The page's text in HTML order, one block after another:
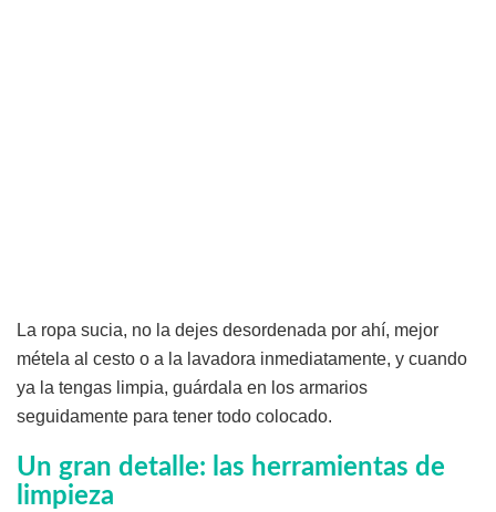
La ropa sucia, no la dejes desordenada por ahí, mejor
métela al cesto o a la lavadora inmediatamente, y cuando
ya la tengas limpia, guárdala en los armarios
seguidamente para tener todo colocado.
Un gran detalle: las herramientas de
limpieza